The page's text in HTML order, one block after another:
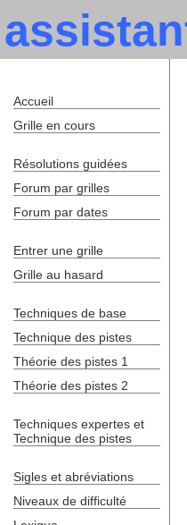
Accueil
Grille en cours
Résolutions guidées
Forum par grilles
Forum par dates
Entrer une grille
Grille au hasard
Techniques de base
Technique des pistes
Théorie des pistes 1
Théorie des pistes 2
Techniques expertes et
Technique des pistes
Sigles et abréviations
Niveaux de difficulté